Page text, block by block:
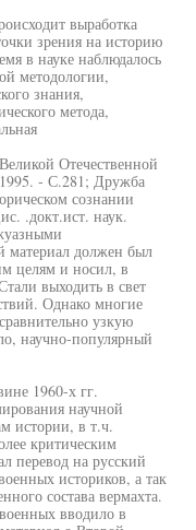
выработка
зрения на историю
в науке наблюдалось
методологии,
знания,
метода,
Отечественной
- С.281; Дружба
сознании
.докт.ист. наук.
материал должен был
целям и носил, в
выходить в свет
Однако многие
узкую
научно-популярный
1960-х гг.
научной
истории, в т.ч.
критическим
перевод на русский
историков, а так
состава вермахта.
вводило в